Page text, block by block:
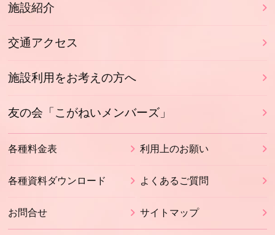
施設紹介
交通アクセス
施設利用をお考えの方へ
友の会「こがねいメンバーズ」
各種料金表 利用上のお願い
各種資料ダウンロード よくあるご質問
お問合せ サイトマップ